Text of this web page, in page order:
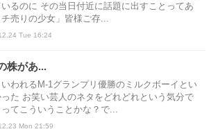
るのに その当日付近に話題に出すことってあ
売りの少女」皆様ご存...
Tue 16:24
株があ...
われるM-1グランプリ優勝のミルクボーイとい
た お笑い芸人のネタをどれどれという気分で
てこういうことかな？で...
Mon 21:59